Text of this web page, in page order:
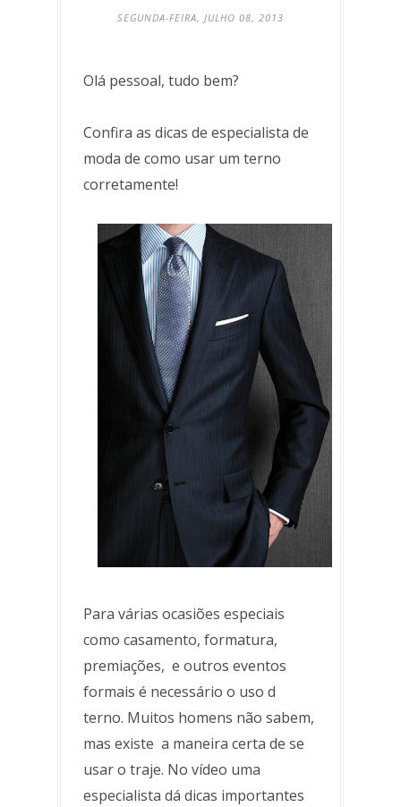
SEGUNDA-FEIRA, JULHO 08, 2013
Olá pessoal, tudo bem?
Confira as dicas de especialista de
moda de como usar um terno
corretamente!
Para várias ocasiões especiais
como casamento, formatura,
premiações, e outros eventos
formais é necessário o uso d
terno. Muitos homens não sabem,
mas existe a maneira certa de se
usar o traje. No vídeo uma
especialista dá dicas importantes